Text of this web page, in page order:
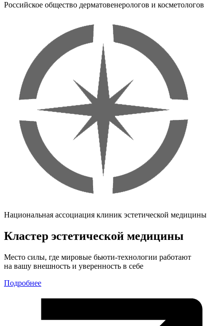
Российское общество дерматовенерологов и косметологов
Национальная ассоциация клиник эстетической медицины
Кластер эстетической медицины
Место силы, где мировые бьюти-технологии работают
на вашу внешность и уверенность в себе
Подробнее